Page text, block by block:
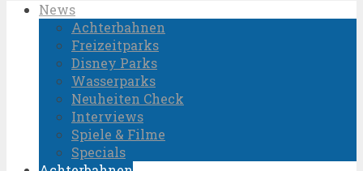
News
Achterbahnen
Freizeitparks
Disney Parks
Wasserparks
Neuheiten Check
Interviews
Spiele & Filme
Specials